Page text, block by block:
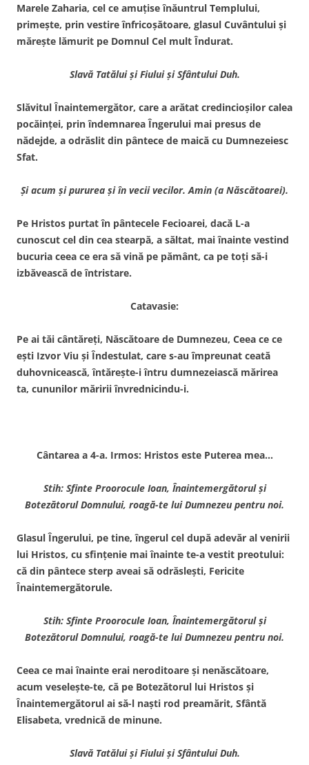
Marele Zaharia, cel ce amuţise înăuntrul Templului,
primeşte, prin vestire înfricoşătoare, glasul Cuvântului şi
măreşte lămurit pe Domnul Cel mult Îndurat.
Slavă Tatălui şi Fiului şi Sfântului Duh.
Slăvitul Înaintemergător, care a arătat credincioşilor calea
pocăinţei, prin îndemnarea Îngerului mai presus de
nădejde, a odrăslit din pântece de maică cu Dumnezeiesc
Sfat.
Şi acum şi pururea şi în vecii vecilor. Amin (a Născătoarei).
Pe Hristos purtat în pântecele Fecioarei, dacă L-a
cunoscut cel din cea stearpă, a săltat, mai înainte vestind
bucuria ceea ce era să vină pe pământ, ca pe toţi să-i
izbăvească de întristare.
Catavasie:
Pe ai tăi cântăreţi, Născătoare de Dumnezeu, Ceea ce ce
eşti Izvor Viu şi Îndestulat, care s-au împreunat ceată
duhovnicească, întăreşte-i întru dumnezeiască mărirea
ta, cununilor măririi învrednicindu-i.
Cântarea a 4-a. Irmos: Hristos este Puterea mea…
Stih: Sfinte Proorocule Ioan, Înaintemergătorul şi
Botezătorul Domnului, roagă-te lui Dumnezeu pentru noi.
Glasul Îngerului, pe tine, îngerul cel după adevăr al venirii
lui Hristos, cu sfinţenie mai înainte te-a vestit preotului:
că din pântece sterp aveai să odrăsleşti, Fericite
Înaintemergătorule.
Stih: Sfinte Proorocule Ioan, Înaintemergătorul şi
Botezătorul Domnului, roagă-te lui Dumnezeu pentru noi.
Ceea ce mai înainte erai neroditoare şi nenăscătoare,
acum veseleşte-te, că pe Botezătorul lui Hristos şi
Înaintemergătorul ai să-l naşti rod preamărit, Sfântă
Elisabeta, vrednică de minune.
Slavă Tatălui şi Fiului şi Sfântului Duh.